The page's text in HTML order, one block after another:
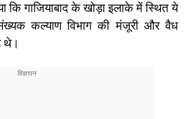
कि गाजियाबाद के खोड़ा इलाके में स्थित ये
कल्याण विभाग की मंजूरी और वैध
थे।